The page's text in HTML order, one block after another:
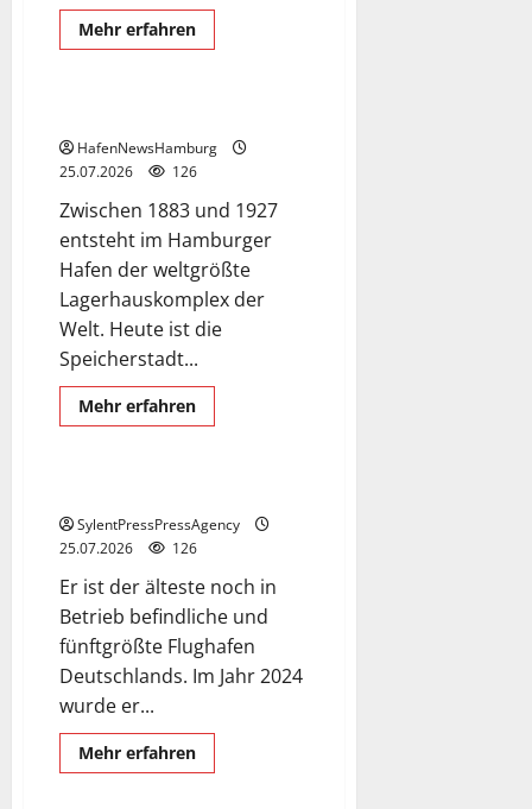
Mehr erfahrenMehr
Informationen
aktuell
aus
11
zwei
sind
heute
in
Hamburg.
Exclusive Aerial Pics
Speicherstadt
HafenNewsHamburg
25.07.2026
126
Zwischen 1883 und 1927
entsteht im Hamburger
Hafen der weltgrößte
Lagerhauskomplex der
Welt. Heute ist die
Speicherstadt...
Mehr erfahrenMehr
Informationen
Flughafen Hamburg
SylentPressPressAgency
25.07.2026
126
Er ist der älteste noch in
Betrieb befindliche und
fünftgrößte Flughafen
Deutschlands. Im Jahr 2024
wurde er...
Mehr erfahrenMehr
Informationen
Altenwerder
Exclusive Aerial Pics